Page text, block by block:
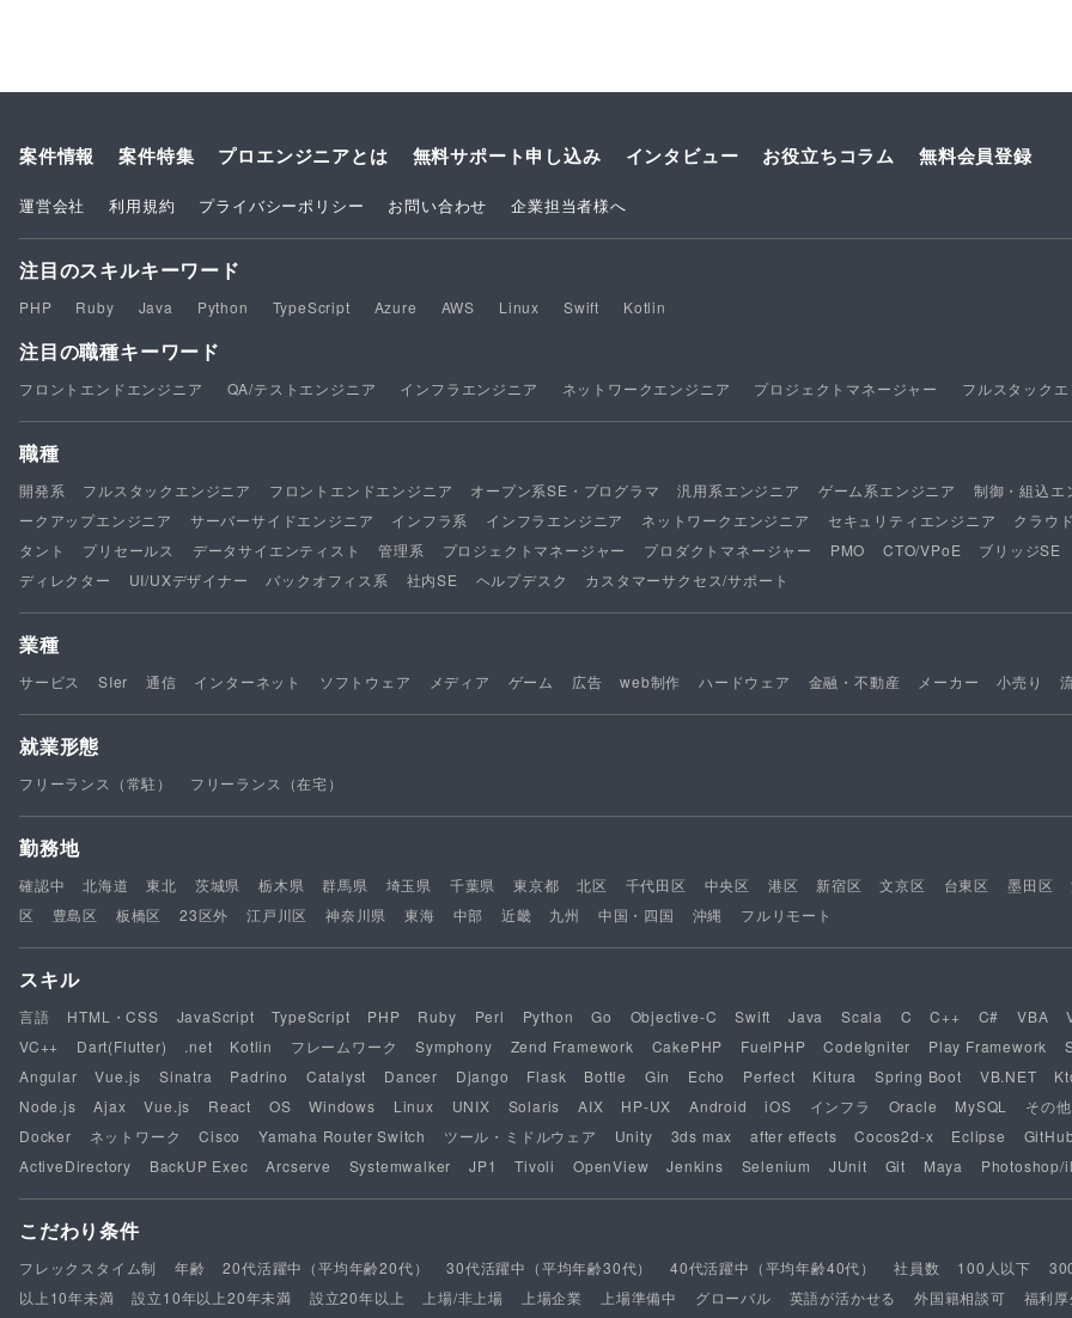
案件情報 案件特集 プロエンジニアとは 無料サポート申し込み インタビュー お役立ちコラム 無料会員登録
運営会社 利用規約 プライバシーポリシー お問い合わせ 企業担当者様へ
注目のスキルキーワード
PHP Ruby Java Python TypeScript Azure AWS Linux Swift Kotlin
注目の職種キーワード
フロントエンドエンジニア QA/テストエンジニア インフラエンジニア ネットワークエンジニア プロジェクトマネージャー フルスタック
職種
開発系 フルスタックエンジニア フロントエンドエンジニア オープン系SE・プログラマ 汎用系エンジニア ゲーム系エンジニア 制御・組込エ
ークアップエンジニア
サーバーサイドエンジニア インフラ系 インフラエンジニア ネットワークエンジニア セキュリティエンジニア クラウ
タント
プリセールス データサイエンティスト 管理系 プロジェクトマネージャー プロダクトマネージャー PMO CTO/VPoE ブリッジSE
ディレクター
UI/UXデザイナー バックオフィス系 社内SE ヘルプデスク カスタマーサクセス/サポート
業種
サービス SIer 通信 インターネット ソフトウェア メディア ゲーム 広告 web制作 ハードウェア 金融・不動産 メーカー 小売り
就業形態
フリーランス（常駐） フリーランス（在宅）
勤務地
確認中 北海道 東北 茨城県 栃木県 群馬県 埼玉県 千葉県 東京都 北区 千代田区 中央区 港区 新宿区 文京区 台東区 墨田区
区
豊島区 板橋区 23区外 江戸川区 神奈川県 東海 中部 近畿 九州 中国・四国 沖縄 フルリモート
スキル
言語 HTML・CSS JavaScript TypeScript PHP Ruby Perl Python Go Objective-C Swift Java Scala C C++ C# VBA
VC++
Dart(Flutter) .net Kotlin フレームワーク Symphony Zend Framework CakePHP FuelPHP CodeIgniter Play Framework
Angular
Vue.js Sinatra Padrino Catalyst Dancer Django Flask Bottle Gin Echo Perfect Kitura Spring Boot VB.NET
Node.js
Ajax Vue.js React OS Windows Linux UNIX Solaris AIX HP-UX Android iOS インフラ Oracle MySQL その他
Docker
ネットワーク Cisco Yamaha Router Switch ツール・ミドルウェア Unity 3ds max after effects Cocos2d-x Eclipse
ActiveDirectory
BackUP Exec Arcserve Systemwalker JP1 Tivoli OpenView Jenkins Selenium JUnit Git Maya Photoshop/
こだわり条件
フレックスタイム制 年齢 20代活躍中（平均年齢20代） 30代活躍中（平均年齢30代） 40代活躍中（平均年齢40代） 社員数 100人以下
以上10年未満
設立10年以上20年未満 設立20年以上 上場/非上場 上場企業 上場準備中 グローバル 英語が活かせる 外国籍相談可 福利厚